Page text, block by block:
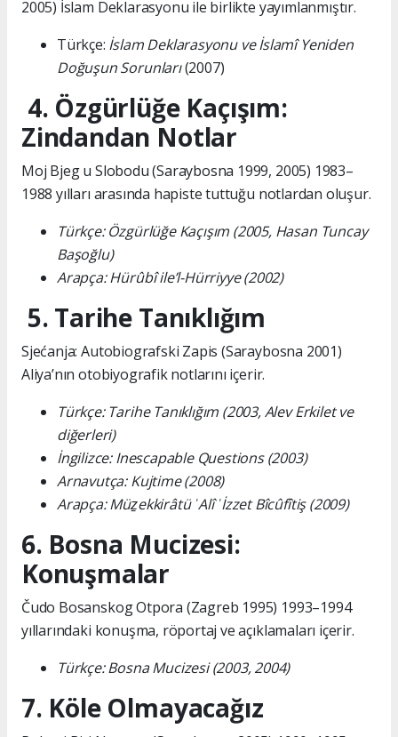
2005) İslam Deklarasyonu ile birlikte yayımlanmıştır.
Türkçe: İslam Deklarasyonu ve İslamî Yeniden
Doğuşun Sorunları(2007)
4. Özgürlüğe Kaçışım:
Zindandan Notlar
Moj Bjeg u Slobodu (Saraybosna 1999, 2005) 1983–
1988 yılları arasında hapiste tuttuğu notlardan oluşur.
Türkçe: Özgürlüğe Kaçışım (2005, Hasan Tuncay
Başoğlu)
Arapça: Hürûbî ile’l-Hürriyye (2002)
5. Tarihe Tanıklığım
Sjećanja: Autobiografski Zapis (Saraybosna 2001)
Aliya’nın otobiyografik notlarını içerir.
Türkçe: Tarihe Tanıklığım (2003, Alev Erkilet ve
diğerleri)
İngilizce: Inescapable Questions (2003)
Arnavutça: Kujtime (2008)
Arapça: Müẕekkirâtü ʿAlî ʿİzzet Bîcûfîtiş (2009)
6. Bosna Mucizesi:
Konuşmalar
Čudo Bosanskog Otpora (Zagreb 1995) 1993–1994
yıllarındaki konuşma, röportaj ve açıklamaları içerir.
Türkçe: Bosna Mucizesi (2003, 2004)
7. Köle Olmayacağız